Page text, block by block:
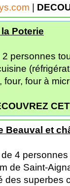
|
Poterie
personnes
four à
Beauval et
4
de Saint-
des superbes